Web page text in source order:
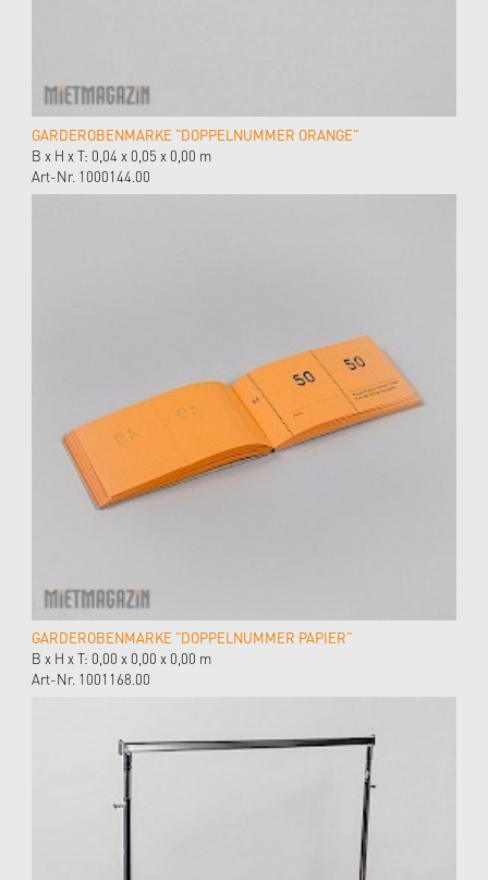
GARDEROBENMARKE "DOPPELNUMMER ORANGE"
B x H x T: 0,04 x 0,05 x 0,00 m
Art-Nr. 1000144.00
GARDEROBENMARKE "DOPPELNUMMER PAPIER"
B x H x T: 0,00 x 0,00 x 0,00 m
Art-Nr. 1001168.00